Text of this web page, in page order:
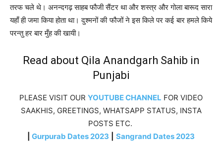
तरफ चले थे। अनन्दगढ़ साहब फौजी सैंटर था और शस्त्र और गोला बारूद सारा
यहाँ ही जमा किया होता था। दुश्मनों की फौजों ने इस किले पर कई बार हमले किये
परन्तु हर बार मुँह की खायी।
Read about Qila Anandgarh Sahib in
Punjabi
PLEASE VISIT OUR YOUTUBE CHANNEL FOR VIDEO
SAAKHIS, GREETINGS, WHATSAPP STATUS, INSTA
POSTS ETC.
Gurpurab Dates 2023
Sangrand Dates 2023